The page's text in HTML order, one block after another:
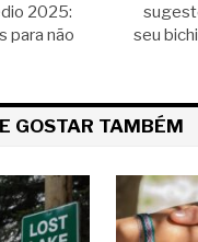
2025:
para não
seu
GOSTAR TAMBÉM